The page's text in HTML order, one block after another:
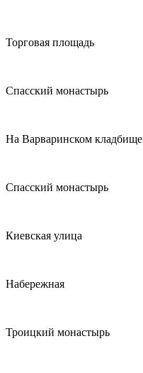
Торговая площадь
Спасский монастырь
На Варваринском кладбище
Спасский монастырь
Киевская улица
Набережная
Троицкий монастырь